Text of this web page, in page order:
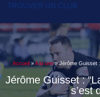
TROUVER UN CLUB
Accueil »A la une»Jérôme Guisset
Jérôme Guisset :
s’est